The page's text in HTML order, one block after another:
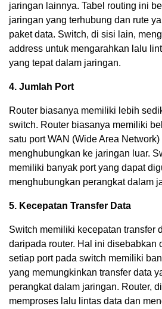
jaringan lainnya. Tabel routing ini
jaringan yang terhubung dan rute
paket data. Switch, di sisi lain,
address untuk mengarahkan lalu
yang tepat dalam jaringan.
4. Jumlah Port
Router biasanya memiliki lebih
switch. Router biasanya memiliki
satu port WAN (Wide Area Network)
menghubungkan ke jaringan luar.
memiliki banyak port yang dapat
menghubungkan perangkat dalam
5. Kecepatan Transfer Data
Switch memiliki kecepatan transfer
daripada router. Hal ini disebabkan
setiap port pada switch memiliki
yang memungkinkan transfer data
perangkat dalam jaringan. Router,
memproses lalu lintas data dan